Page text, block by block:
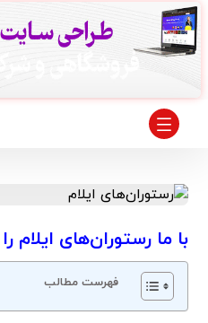
با ما رستوران‌های ایلام
فهرست مطالب